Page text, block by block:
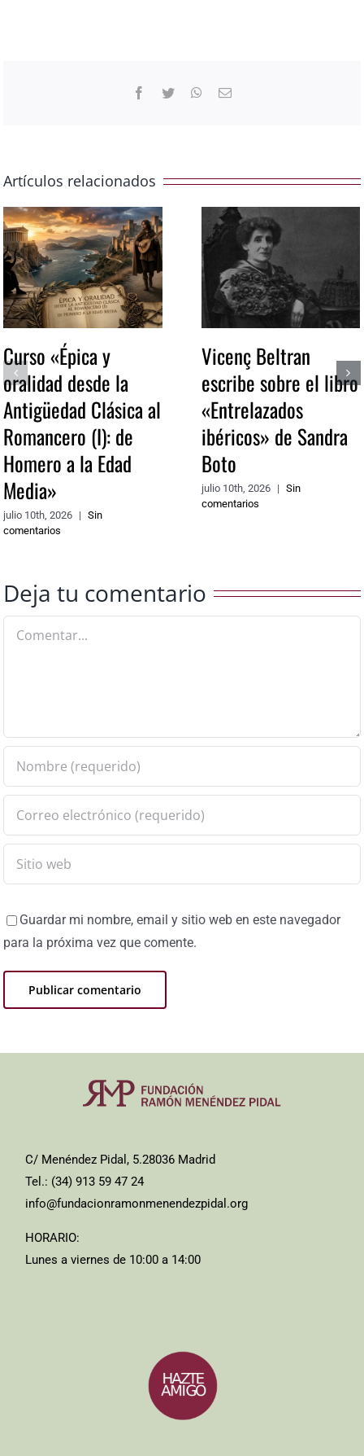
Facebook
Twitter WhatsApp
Correo
Artículos relacionados
Curso «Épica y
oralidad desde la
Antigüedad Clásica al
Romancero (I): de
Homero a la Edad
Media»
julio 10th, 2026 |
Sin
comentarios
Vicenç Beltran
escribe sobre el libro
«Entrelazados
ibéricos» de Sandra
Boto
julio 10th, 2026 | Sin
comentarios
Deja tu comentario
Guardar mi nombre, email y sitio web en este navegador
para la próxima vez que comente.
C/ Menéndez Pidal, 5.28036 Madrid
Tel.: (34) 913 59 47 24
info@fundacionramonmenendezpidal.org
HORARIO:
Lunes a viernes de 10:00 a 14:00